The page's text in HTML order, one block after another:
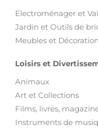
Electroménager et
Jardin et Outils de
Meubles et Décoration
Loisirs et
Animaux
Art et Collections
Films, livres,
Instruments de